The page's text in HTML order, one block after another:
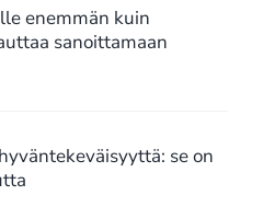
enemmän kuin
sanoittamaan
se on